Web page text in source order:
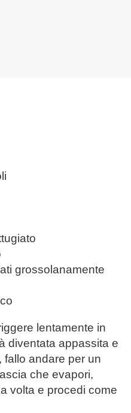
grossolanamente
lentamente in
diventata appassita e
fallo andare per un
che evapori,
volta e procedi come